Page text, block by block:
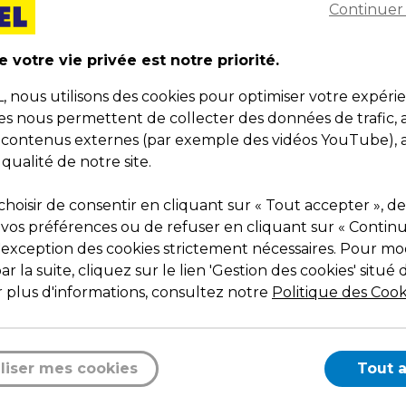
€ HT
4,69 € TTC
mob.0,01 €
ruban 5 mètres bi-
Wonday noir/jaune
:40440
/ Jaune
x P 3,5 x H 7,5 cm
Ajouter au panier
3,49 € HT
4,19 € TTC
Règle plate aluminium 40
cm 1 biseau
Code :39253
Argent
Qté
Ajouter au
votre vie privée est notre priorité.
nous utilisons des cookies pour optimiser votre
nous permettent de collecter des données de trafic,
externes (par exemple des vidéos YouTube),
de notre site.
de consentir en cliquant sur « Tout accepter », de
préférences ou de refuser en cliquant sur «
des cookies strictement nécessaires. Pour
la suite, cliquez sur le lien 'Gestion des cookies' situé
plus d'informations, consultez notre Politique des
Continuer
mes cookies Tout